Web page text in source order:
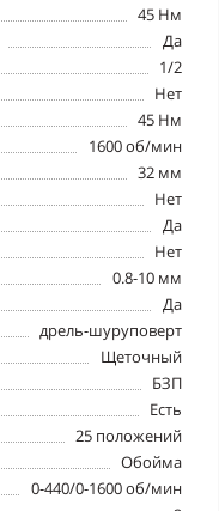
45 Нм
Да
1/2
Нет
45 Нм
1600 об/мин
32 мм
Нет
Да
Нет
0.8-10 мм
Да
дрель-шуруповерт
Щеточный
БЗП
Есть
25 положений
Обойма
0-440/0-1600 об/мин